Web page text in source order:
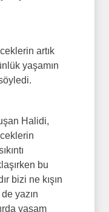
artık
yaşamın
Halidi,
bu
bizi ne kışın
yazın
yaşam